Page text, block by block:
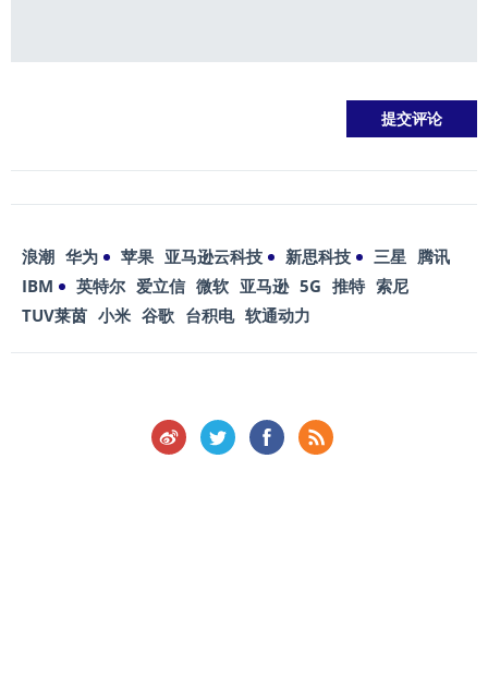
浪潮 华为 苹果 亚马逊云科技 新思科技 三星 腾讯
IBM
英特尔 爱立信 微软 亚马逊 5G 推特 索尼
TUV莱茵 小米 谷歌 台积电 软通动力